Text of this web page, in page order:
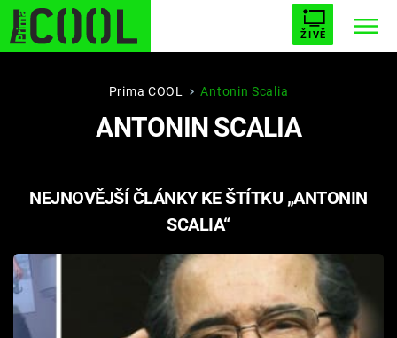
ŽIVĚ
STARHOUSE BUFFY, PŘEMOŽITELKA UPÍRŮ
PLNEJ KOTEL AVENGERS 5
Filmy
Seriály
Prima COOL Antonin Scalia
ANTONIN SCALIA
NEJNOVĚJŠÍ ČLÁNKY KE ŠTÍTKU „ANTONIN
SCALIA“